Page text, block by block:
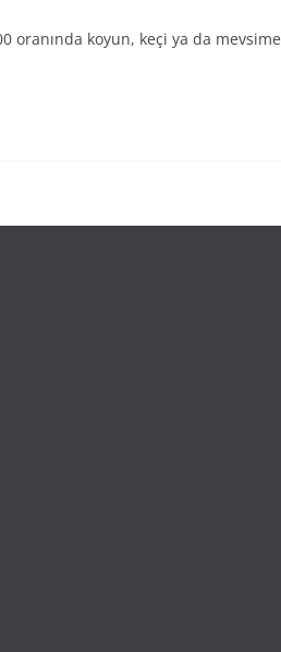
oranında koyun, keçi ya da mevsime